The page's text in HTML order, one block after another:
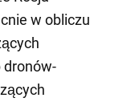
w obliczu
dronów-